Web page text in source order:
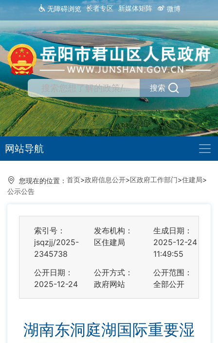
无障碍浏览 长者专区 新媒体矩阵 微博
搜索
网站导航
您现在的位置： 首页>政府信息公开>区政府工作部门>住建局>
公示公告
索引号：
jsqzjj/2025-
2345738
发布机构：
区住建局
生成日期：
2025-12-24
11:49:55
公开日期：
2025-12-24
公开方式：
政府网站
公开范围：
全部公开
湖南东洞庭湖国际重要湿